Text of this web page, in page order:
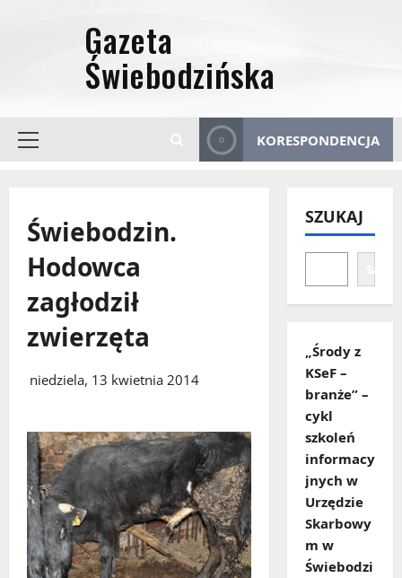
Menu
KORESPONDENCJA
Świebodzin.
Hodowca
zagłodził
zwierzęta
niedziela, 13 kwietnia 2014
SZUKAJ
„Środy z
KSeF –
branże” –
cykl
szkoleń
informacy
jnych w
Urzędzie
Skarbowy
m w
Świebodzi